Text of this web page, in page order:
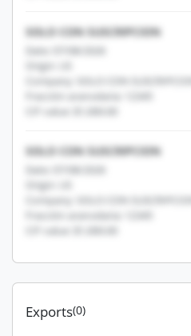
SOLO CON SUSCRIPCION
Date: 07/08/2026
Origin: US
Company: SOLO CON SUSCRIPCION
Fracción arancelaria: 12345
CIF value: $1,000.00
SOLO CON SUSCRIPCION
Date: 07/08/2026
Origin: US
Company: SOLO CON SUSCRIPCION
Fracción arancelaria: 12345
CIF value: $1,000.00
Exports(0)